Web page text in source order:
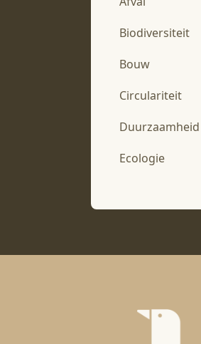
Biodiversiteit
Bouw
Circulariteit
Duurzaamheid
Ecologie